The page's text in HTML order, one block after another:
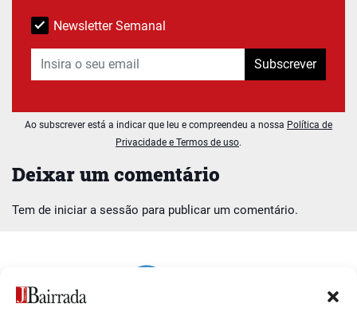
Deixar um comentário
Tem de iniciar a sessão para publicar um comentário.
Newsletter Semanal
Subscrever
Ao subscrever está a indicar que leu e compreendeu a nossa Política de
Privacidade e Termos de uso.